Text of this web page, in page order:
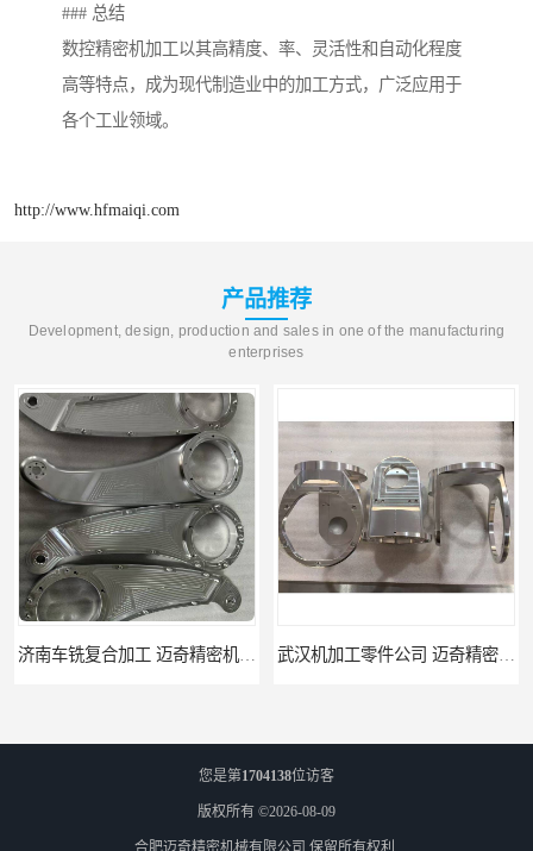
### 总结
数控精密机加工以其高精度、率、灵活性和自动化程度
高等特点，成为现代制造业中的加工方式，广泛应用于
各个工业领域。
http://www.hfmaiqi.com
产品推荐
Development, design, production and sales in one of the manufacturing
enterprises
您是第1704138位访客
版权所有 ©2026-08-09
合肥迈奇精密机械有限公司 保留所有权利.